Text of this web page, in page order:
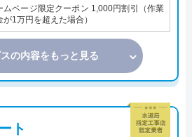
ムページ限定クーポン 1,000円割引（作業
が1万円を超えた場合）
の内容をもっと見る
ト